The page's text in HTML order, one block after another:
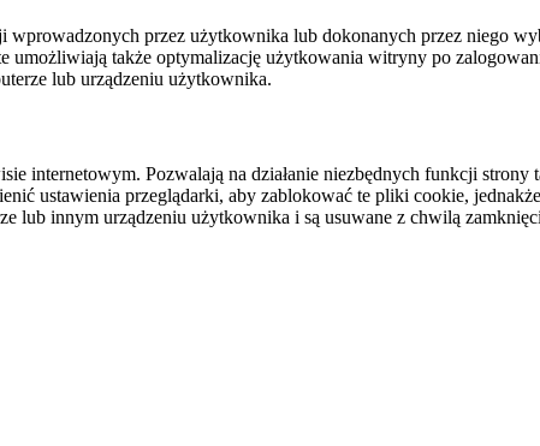
przez użytkownika lub dokonanych przez niego
także optymalizację użytkowania witryny po
lub urządzeniu użytkownika.
internetowym. Pozwalają na działanie niezbędnych funkcji
ustawienia przeglądarki, aby zablokować te pliki cookie,
lub innym urządzeniu użytkownika i są usuwane z chwilą